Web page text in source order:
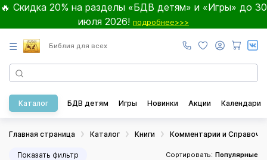
🔥 Скидка 20% на разделы «БДВ детям» и «Игры» до 30
июля 2026! подробнее>>>
☰ Библия для всех
Каталог БДВ детям Игры Новинки Акции Календари
Главная страница Каталог Книги Комментарии и
Показать фильтр Сортировать: Популярные